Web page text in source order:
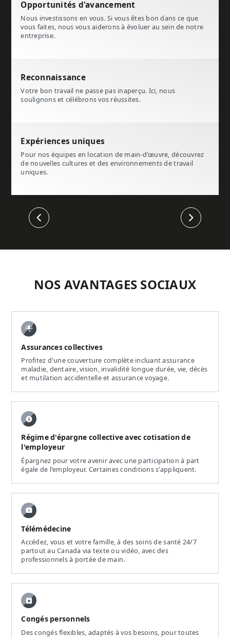
Opportunités d'avancement
Nous investissons en vous. Si vous êtes bon dans ce que
vous faites, nous vous aiderons à évoluer au sein de notre
entreprise.
Reconnaissance
Votre bon travail ne passe pas inaperçu. Ici, nous
soulignons et célébrons vos réussites.
Expériences uniques
Pour nos équipes en location de main-d'œuvre, découvrez
de nouvelles cultures et des environnements de travail
uniques.
Précédent Suivant
NOS AVANTAGES SOCIAUX
Assurances collectives
Profitez d'une couverture complète incluant assurance
maladie, dentaire, vision, invalidité longue durée, vie, décès
et mutilation accidentelle et assurance voyage.
Régime d'épargne collective avec cotisation de
l'employeur
Épargnez pour votre avenir avec une participation à part
égale de l'employeur. Certaines conditions s'appliquent.
Télémédecine
Accédez, vous et votre famille, à des soins de santé 24/7
partout au Canada via texte ou vidéo, avec des
professionnels à portée de main.
Congés personnels
Des congés flexibles, adaptés à vos besoins, pour toutes